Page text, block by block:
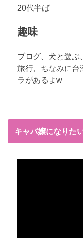
20代半ば
趣味
ブログ、犬と遊ぶ
旅行。ちなみに台
ラがあるよw
キャバ嬢になりた